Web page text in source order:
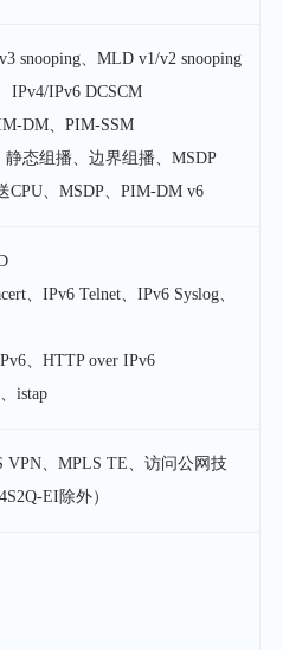
snooping、MLD v1/v2 snooping
IPv4/IPv6 DCSCM
DM、PIM-SSM
静态组播、边界组播、MSDP
CPU、MSDP、PIM-DM v6
、IPv6 Telnet、IPv6 Syslog、
、HTTP over IPv6
istap
VPN、MPLS TE、访问公网技
EI除外）